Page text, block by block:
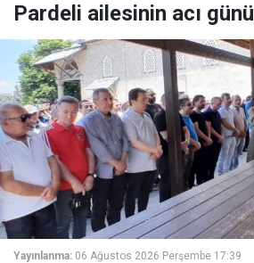
Pardeli ailesinin acı günü
Yayınlanma: 06 Ağustos 2026 Perşembe 17:39